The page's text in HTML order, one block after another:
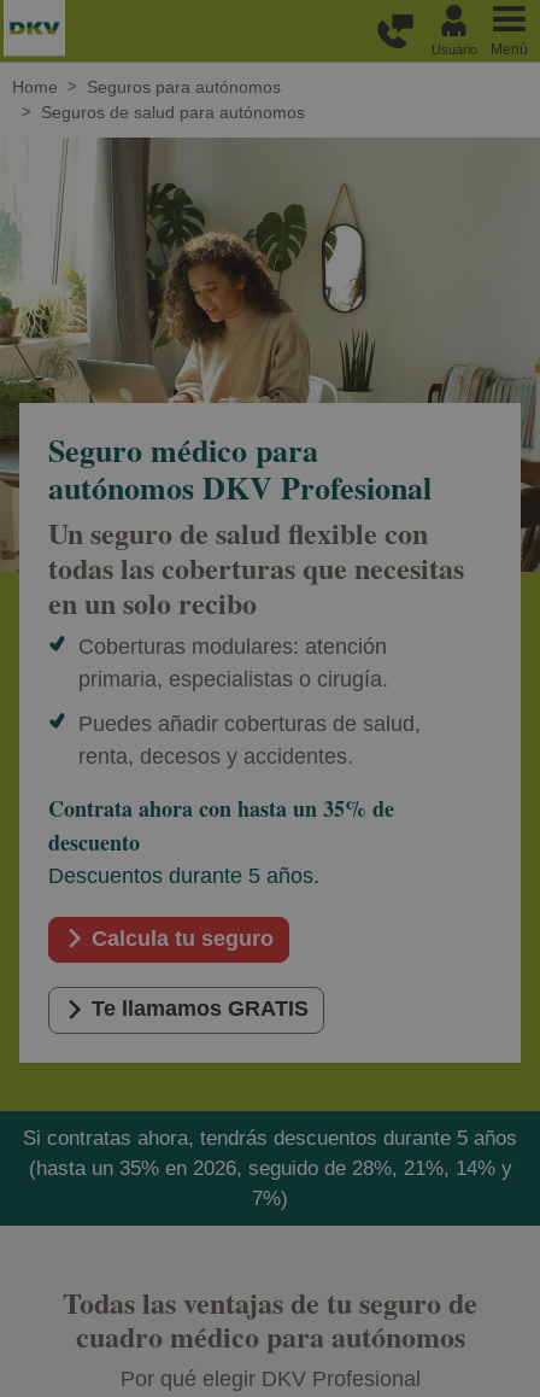
Usuario Menú
Home
Seguros para autónomos
Seguros de salud para autónomos
Seguro médico para
autónomos DKV Profesional
Un seguro de salud flexible con
todas las coberturas que necesitas
en un solo recibo
Coberturas modulares: atención
primaria, especialistas o cirugía.
Puedes añadir coberturas de salud,
renta, decesos y accidentes.
Contrata ahora con hasta un 35% de
descuento
Descuentos durante 5 años.
Calcula tu seguro
Te llamamos GRATIS
Si contratas ahora, tendrás descuentos durante 5 años
(hasta un 35% en 2026, seguido de 28%, 21%, 14% y
7%)
Todas las ventajas de tu seguro de
cuadro médico para autónomos
Por qué elegir DKV Profesional